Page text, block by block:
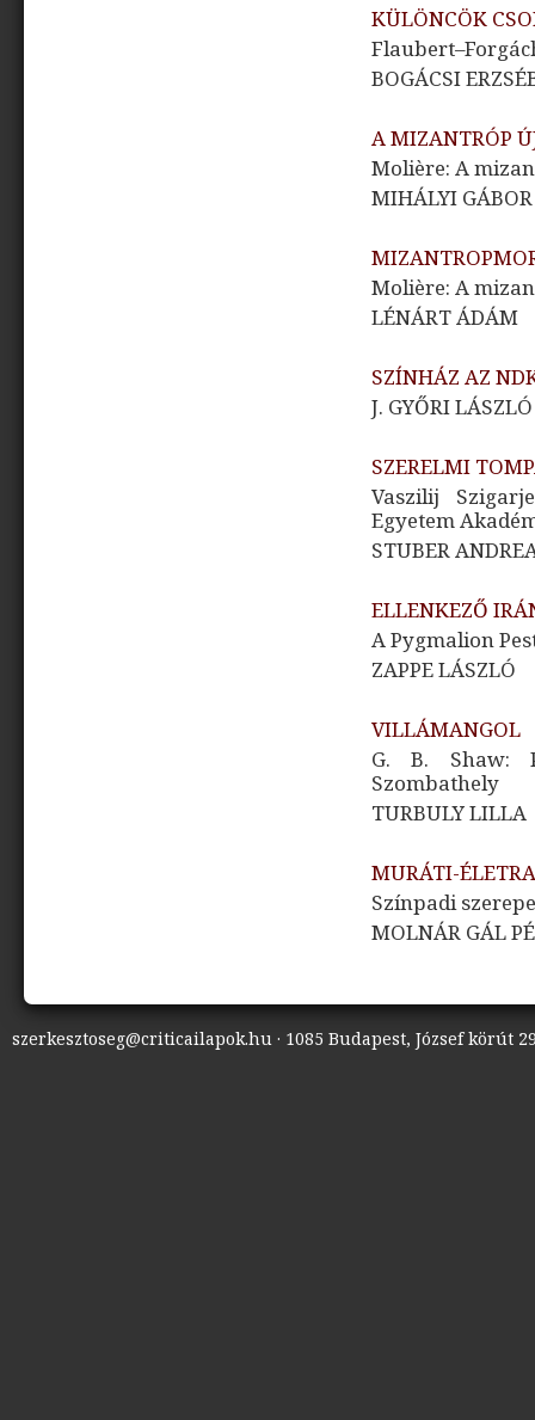
KÜLÖNCÖK
BOGÁCSI
A MIZANTRÓP
Molière: A
MIHÁLYI GÁBOR
Molière: A
LÉNÁRT ÁDÁM
SZÍNHÁZ AZ
J. GYŐRI LÁSZLÓ
SZERELMI
Vaszilij
Egyetem
STUBER
ELLENKEZŐ
A Pygmalion
ZAPPE LÁSZLÓ
VILLÁMANGOL
G. B. Shaw:
Szombathely
TURBULY LILLA
MURÁTI-
Színpadi
MOLNÁR GÁL
szerkesztoseg@criticailapok.hu · 1085 Budapest, József körút